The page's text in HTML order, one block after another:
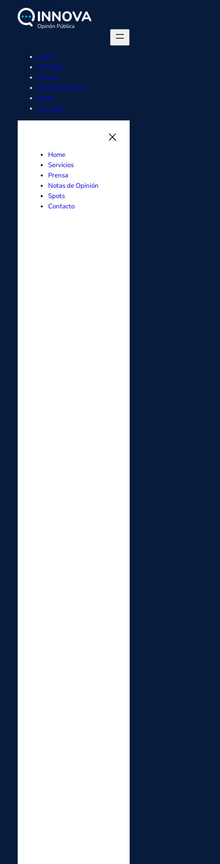
Home
Servicios
Prensa
Notas de Opinión
Spots
Contacto
Home
Servicios
Prensa
Notas de Opinión
Spots
Contacto